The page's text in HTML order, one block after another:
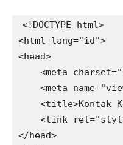
<!DOCTYPE html>
<html lang="id">
<head>
<meta
<meta
<title>Kontak
<link
</head>